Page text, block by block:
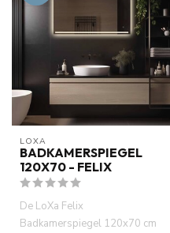
LOXA
BADKAMERSPIEGEL
120X70 - FELIX
De LoXa Felix
Badkamerspiegel 120x70 cm